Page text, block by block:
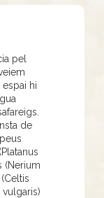
pel
hi
de
(Nerium
vulgaris)